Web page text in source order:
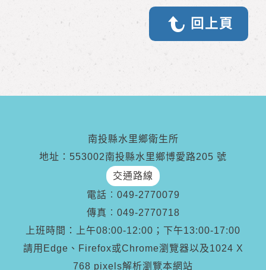
回上頁
南投縣水里鄉衛生所
地址：553002南投縣水里鄉博愛路205 號
交通路線
電話︰ 049-2770079
傳真︰ 049-2770718
上班時間：上午08:00-12:00；下午13:00-17:00
請用Edge、Firefox或Chrome瀏覽器以及1024 X
768 pixels解析瀏覽本網站